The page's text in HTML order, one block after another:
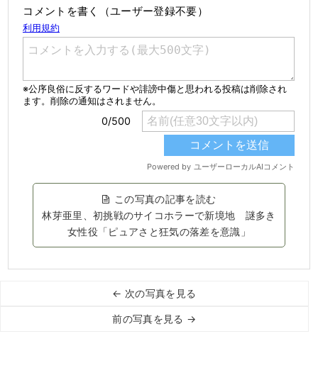
コメントを書く（ユーザー登録不要）
この写真の記事を読む
林芽亜里、初挑戦のサイコホラーで新境地 謎多き
女性役「ピュアさと狂気の落差を意識」
← 次の写真を見る
前の写真を見る →